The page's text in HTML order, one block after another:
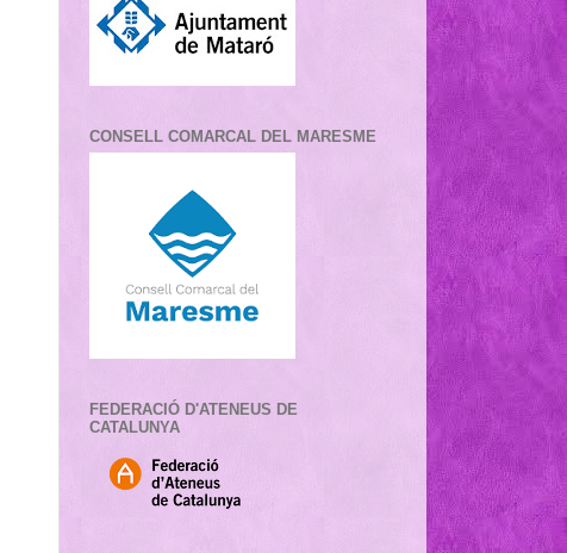
CONSELL COMARCAL DEL MARESME
FEDERACIÓ D'ATENEUS DE
CATALUNYA